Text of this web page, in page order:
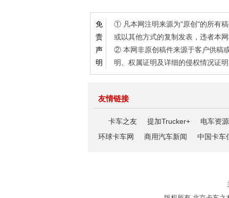
免
责
声
明
① 凡本网注明来源为"原创"的所有
或以其他方式的复制发表，违者本
② 本网非原创稿件来源于客户供稿
明、权属证明及详细的侵权情况证
友情链接
卡车之友 提加Trucker+
电车资源
环球卡车网
商用汽车新闻 中国卡车